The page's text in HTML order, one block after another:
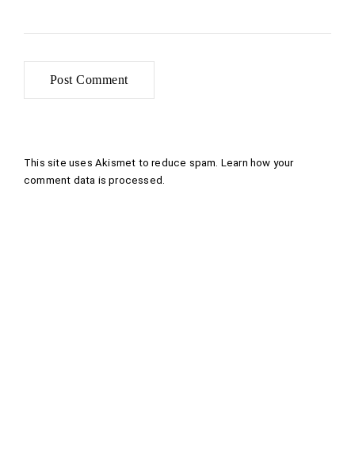
This site uses Akismet to reduce spam. Learn how your
comment data is processed .